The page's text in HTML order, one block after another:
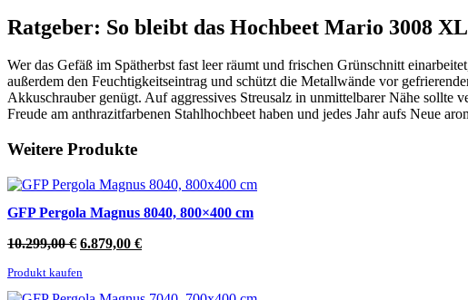
Ratgeber: So bleibt das Hochbeet Mario 3008
Wer das Gefäß im Spätherbst fast leer räumt und frischen Grünschnitt
außerdem den Feuchtigkeitseintrag und schützt die Metallwände vor
Akkuschrauber genügt. Auf aggressives Streusalz in unmittelbarer Nähe sollte
Freude am anthrazitfarbenen Stahlhochbeet haben und jedes Jahr aufs Neue
Weitere Produkte
GFP Pergola Magnus 8040, 800×400 cm
10.299,00€ Ursprünglicher
war:
10.299,00 €
6.879,00 €Aktueller
6.879,00 €.
Produkt kaufen